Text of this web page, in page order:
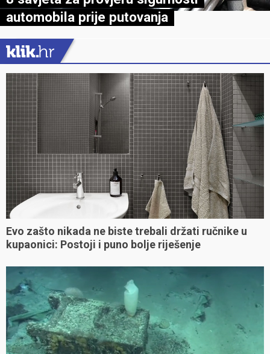
automobila prije putovanja
Evo zašto nikada ne biste trebali držati ručnike u
kupaonici: Postoji i puno bolje riješenje